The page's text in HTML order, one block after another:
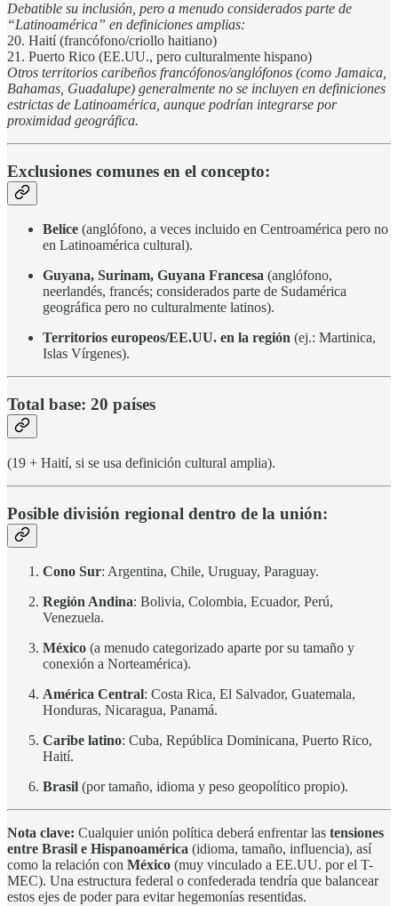
Debatible su inclusión, pero a menudo considerados parte de
“Latinoamérica” en definiciones amplias:
20. Haití (francófono/criollo haitiano)
21. Puerto Rico (EE.UU., pero culturalmente hispano)
Otros territorios caribeños francófonos/anglófonos (como Jamaica,
Bahamas, Guadalupe) generalmente no se incluyen en definiciones
estrictas de Latinoamérica, aunque podrían integrarse por
proximidad geográfica.
Exclusiones comunes en el concepto:
Belice (anglófono, a veces incluido en Centroamérica pero no
en Latinoamérica cultural).
Guyana, Surinam, Guyana Francesa (anglófono,
neerlandés, francés; considerados parte de Sudamérica
geográfica pero no culturalmente latinos).
Territorios europeos/EE.UU. en la región (ej.: Martinica,
Islas Vírgenes).
Total base: 20 países
(19 + Haití, si se usa definición cultural amplia).
Posible división regional dentro de la unión:
Cono Sur: Argentina, Chile, Uruguay, Paraguay.
Región Andina: Bolivia, Colombia, Ecuador, Perú,
Venezuela.
México (a menudo categorizado aparte por su tamaño y
conexión a Norteamérica).
América Central: Costa Rica, El Salvador, Guatemala,
Honduras, Nicaragua, Panamá.
Caribe latino: Cuba, República Dominicana, Puerto Rico,
Haití.
Brasil (por tamaño, idioma y peso geopolítico propio).
Nota clave: Cualquier unión política deberá enfrentar las tensiones
entre Brasil e Hispanoamérica (idioma, tamaño, influencia), así
como la relación con México (muy vinculado a EE.UU. por el T-
MEC). Una estructura federal o confederada tendría que balancear
estos ejes de poder para evitar hegemonías resentidas.